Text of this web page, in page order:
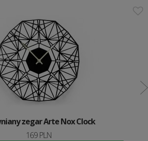
zegar Arte Nox Clock
169 PLN